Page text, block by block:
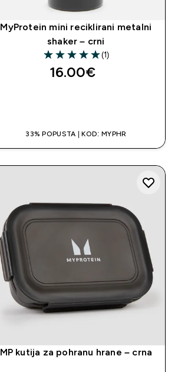
MyProtein mini reciklirani metalni
shaker – crni
5 out of 5 stars
(1)
16.00€‎
33% POPUSTA | KOD: MYPHR
MP kutija za pohranu hrane – crna